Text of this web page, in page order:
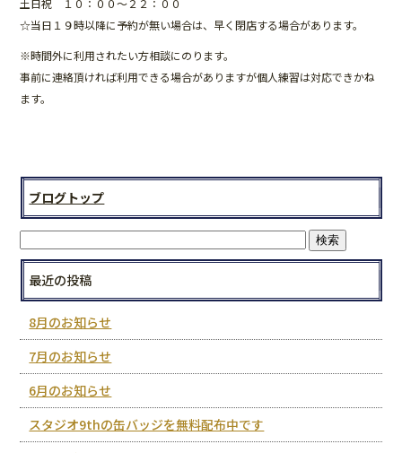
土日祝 １０：００～２２：００
☆当日１９時以降に予約が無い場合は、早く閉店する場合があります。
※時間外に利用されたい方相談にのります。
事前に連絡頂ければ利用できる場合がありますが個人練習は対応できかね
ます。
ブログトップ
最近の投稿
8月のお知らせ
7月のお知らせ
6月のお知らせ
スタジオ9thの缶バッジを無料配布中です